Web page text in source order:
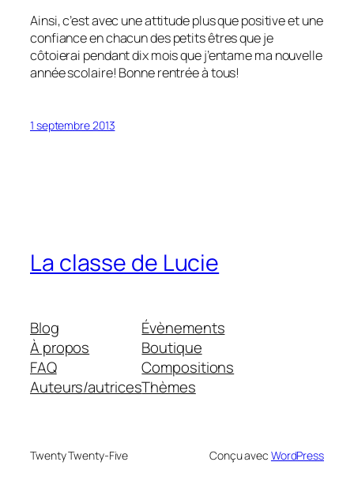
Ainsi, c’est avec une attitude plus que positive et une
confiance en chacun des petits êtres que je
côtoierai pendant dix mois que j’entame ma nouvelle
année scolaire! Bonne rentrée à tous!
1 septembre 2013
La classe de Lucie
Blog
À propos
FAQ
Auteurs/autrices
Évènements
Boutique
Compositions
Thèmes
Twenty Twenty-Five Conçu avec WordPress